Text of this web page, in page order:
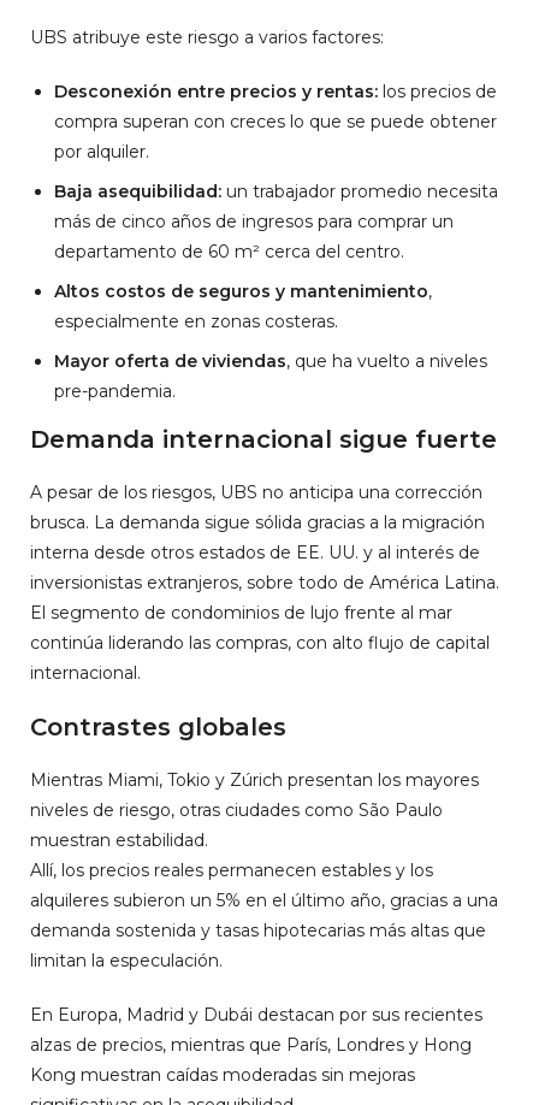
UBS atribuye este riesgo a varios factores:
Desconexión entre precios y rentas: los precios de
compra superan con creces lo que se puede obtener
por alquiler.
Baja asequibilidad: un trabajador promedio necesita
más de cinco años de ingresos para comprar un
departamento de 60 m² cerca del centro.
Altos costos de seguros y mantenimiento,
especialmente en zonas costeras.
Mayor oferta de viviendas, que ha vuelto a niveles
pre-pandemia.
Demanda internacional sigue fuerte
A pesar de los riesgos, UBS no anticipa una corrección
brusca. La demanda sigue sólida gracias a la migración
interna desde otros estados de EE. UU. y al interés de
inversionistas extranjeros, sobre todo de América Latina.
El segmento de condominios de lujo frente al mar
continúa liderando las compras, con alto flujo de capital
internacional.
Contrastes globales
Mientras Miami, Tokio y Zúrich presentan los mayores
niveles de riesgo, otras ciudades como São Paulo
muestran estabilidad.
Allí, los precios reales permanecen estables y los
alquileres subieron un 5% en el último año, gracias a una
demanda sostenida y tasas hipotecarias más altas que
limitan la especulación.
En Europa, Madrid y Dubái destacan por sus recientes
alzas de precios, mientras que París, Londres y Hong
Kong muestran caídas moderadas sin mejoras